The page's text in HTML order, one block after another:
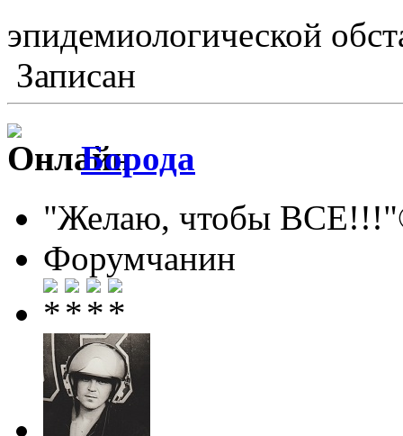
эпидемиологической
Записан
Борода
"Желаю, чтобы
Форумчанин